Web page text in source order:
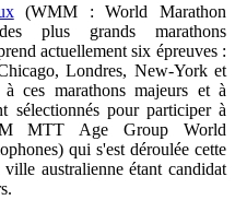
(WMM : World Marathon
plus grands marathons
actuellement six épreuves :
Londres, New-York et
ces marathons majeurs et à
sélectionnés pour participer à
MTT Age Group World
qui s'est déroulée cette
australienne étant candidat